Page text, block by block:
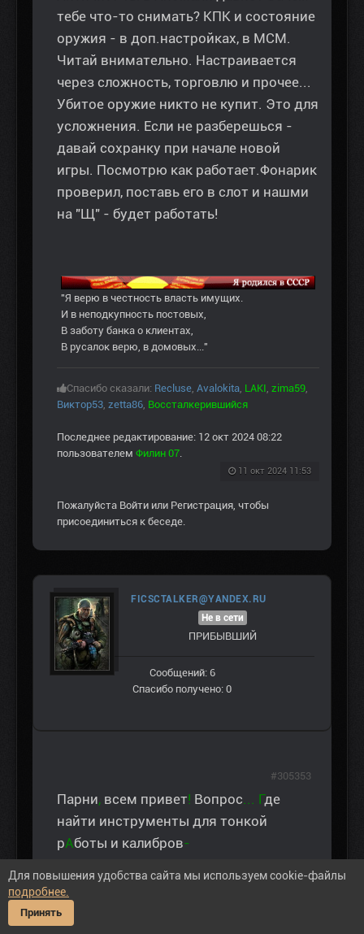
тебе что-то снимать? КПК и состояние
оружия - в доп.настройках, в МСМ.
Читай внимательно. Настраивается
через сложность, торговлю и прочее...
Убитое оружие никто не купит. Это для
усложнения. Если не разберешься -
давай сохранку при начале новой
игры. Посмотрю как работает.Фонарик
проверил, поставь его в слот и нашми
на "Щ" - будет работать!
"Я верю в честность власть имущих.
И в неподкупность постовых,
В заботу банка о клиентах,
В русалок верю, в домовых..."
Спасибо сказали: Recluse Avalokita LAKI zima59
Виктор53 zetta86 Воссталкерившийся
Последнее редактирование: 12 окт 2024 08:22
пользователем Филин 07
11 окт 2024 11:53
Пожалуйста Войти или Регистрация , чтобы
присоединиться к беседе.
FICSCTALKER@YANDEX.RU
Не в сети
ПРИБЫВШИЙ
Сообщений: 6
Спасибо получено: 0
Парни, всем привет! Вопрос Где
найти инструменты для тонкой
рАботы и калибров-
#305353
Для повышения удобства сайта мы используем cookie-файлы
подробнее.
Принять